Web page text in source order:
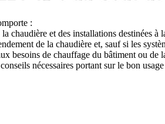
:
chaudière et des installations destinées
de la chaudière et, sauf si les
besoins de chauffage du bâtiment ou de
nécessaires portant sur le bon